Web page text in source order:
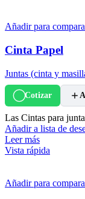
Añadir para
Cinta Papel
Juntas (cinta y
Cotizar
Las Cintas para
Añadir a lista de
Leer más
Vista rápida
Añadir para